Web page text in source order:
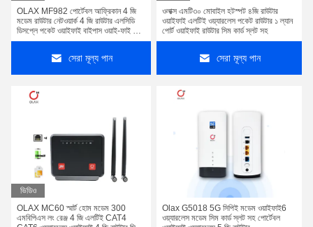
OLAX MF982 পোর্টেবল আফ্রিকান 4 জি
মডেম রাউটার নেটওয়ার্ক 4 জি রাউটার এলসিডি
ডিসপ্লে পকেট ওয়াইফাই বাইপাস ওয়াই-ফাই মিনি
সিপিই মডেম
সেরা মূল্য পান
ওলাক্স এমটি৩০ মোবাইল হটস্পট ৪জি রাউটার
ওয়াইফাই এলটিই ওয়্যারলেস পকেট রাউটার ১ ল্যান
পোর্ট ওয়াইফাই রাউটার সিম কার্ড স্লট সহ
সেরা মূল্য পান
ভিডিও
OLAX MC60 স্মার্ট হোম মডেম 300
এমবিপিএস লং রেঞ্জ 4 জি এলটিই CAT4
Olax G5018 5G সিপিই মডেম ওয়াইফাই6
ওয়্যারলেস মডেম সিম কার্ড স্লট সহ পোর্টেবল